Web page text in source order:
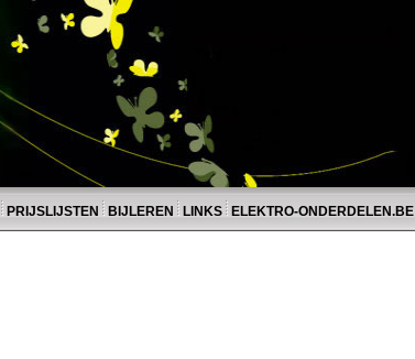
PRIJSLIJSTEN BIJLEREN LINKS ELEKTRO-ONDERDELEN.BE